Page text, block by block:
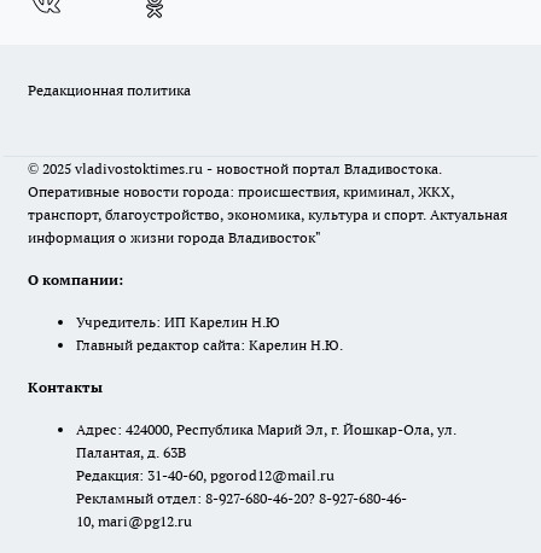
Редакционная политика
© 2025 vladivostoktimes.ru - новостной портал Владивостока.
Оперативные новости города: происшествия, криминал, ЖКХ,
транспорт, благоустройство, экономика, культура и спорт. Актуальная
информация о жизни города Владивосток"
О компании:
Учредитель: ИП Карелин Н.Ю
Главный редактор сайта: Карелин Н.Ю.
Контакты
Адрес: 424000, Республика Марий Эл, г. Йошкар-Ола, ул.
Палантая, д. 63В
Редакция: 31-40-60, pgorod12@mail.ru
Рекламный отдел: 8-927-680-46-20? 8-927-680-46-
10, mari@pg12.ru